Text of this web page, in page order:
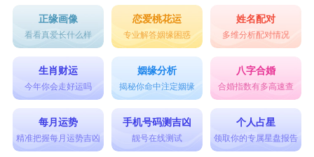
正缘画像
看看真爱长什么样
恋爱桃花运
专业解答姻缘困惑
姓名配对
多维分析配对情况
生肖财运
今年你会走好运吗
姻缘分析
揭秘你命中注定姻缘
八字合婚
合婚指数有多高速查
每月运势
精准把握每月运势吉凶
手机号码测吉凶
靓号在线测试
个人占星
领取你的专属星盘报告